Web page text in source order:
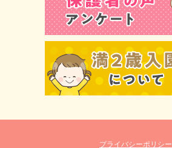
プライバシーポリシー